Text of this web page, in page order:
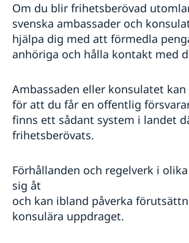
Reseinformation
Reseinformation Myanmar
Aktuella händelser
Allmänna säkerhetsläget
Naturförhållanden och katastrofer
In- och utresebestämmelser
Hälso- och sjukvård
Lokala lagar och sedvänjor
Försäkringsskydd
Resa i landet
Ambassadens sektionskansli i
Honorärkonsulatet i Yangon
Passverksamhet i Myanmar
Om du blir frihetsberövad
svenska ambassader och
hjälpa dig med att förmedla
anhöriga och hålla kontakt med
Ambassaden eller konsulatet kan
för att du får en offentlig
finns ett sådant system i landet
frihetsberövats.
Förhållanden och regelverk i
sig åt
och kan ibland påverka
konsulära uppdraget.